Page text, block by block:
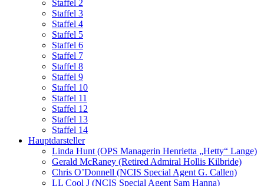
Staffel 2
Staffel 3
Staffel 4
Staffel 5
Staffel 6
Staffel 7
Staffel 8
Staffel 9
Staffel 10
Staffel 11
Staffel 12
Staffel 13
Staffel 14
Hauptdarsteller
Linda Hunt (OPS Managerin Henrietta „Hetty“ Lange)
Gerald McRaney (Retired Admiral Hollis Kilbride)
Chris O’Donnell (NCIS Special Agent G. Callen)
LL Cool J (NCIS Special Agent Sam Hanna)